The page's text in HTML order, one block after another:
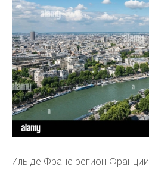
Иль де Франс регион Франции